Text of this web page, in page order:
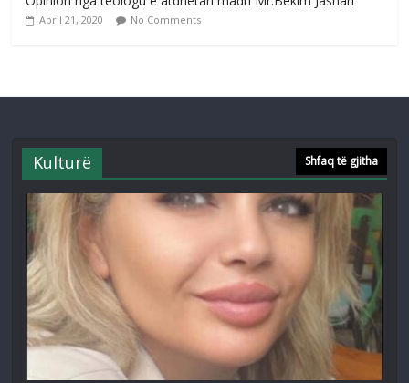
April 21, 2020 No Comments
Kulturë Shfaq të gjitha